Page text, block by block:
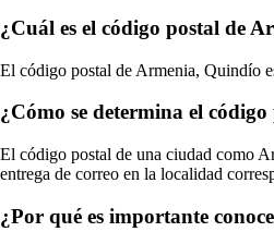
¿Cuál es el código postal de
El código postal de Armenia, Quindío
¿Cómo se determina el
El código postal de una ciudad como
entrega de correo en la localidad
¿Por qué es importante